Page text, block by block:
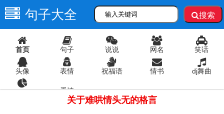
句子大全 搜索
首页 句子 说说 网名 笑话
头像 表情 祝福语 情书 dj舞曲
爱情
关于难哄情头无的格言